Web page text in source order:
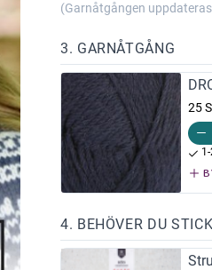
(Garnåtgången
3. GARNÅTGÅNG
25
4. BEHÖVER DU